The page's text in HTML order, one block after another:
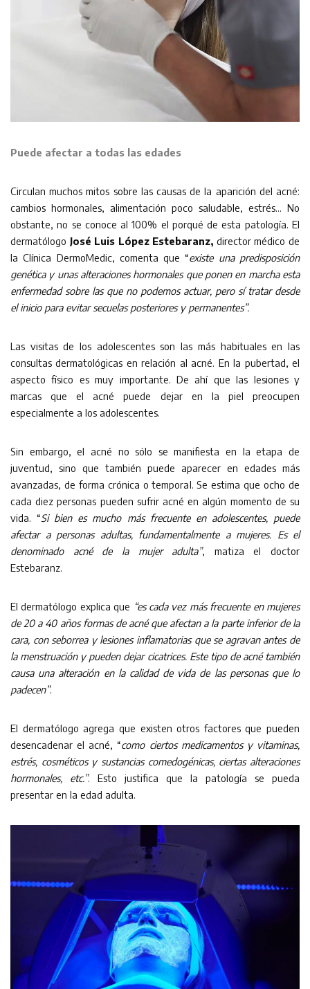
Puede afectar a todas las edades
Circulan muchos mitos sobre las causas de la aparición del acné:
cambios hormonales, alimentación poco saludable, estrés… No
obstante, no se conoce al 100% el porqué de esta patología. El
dermatólogo José Luis López Estebaranz, director médico de
la Clínica DermoMedic, comenta que “existe una predisposición
genética y unas alteraciones hormonales que ponen en marcha esta
enfermedad sobre las que no podemos actuar, pero sí tratar desde
el inicio para evitar secuelas posteriores y permanentes”.
Las visitas de los adolescentes son las más habituales en las
consultas dermatológicas en relación al acné. En la pubertad, el
aspecto físico es muy importante. De ahí que las lesiones y
marcas que el acné puede dejar en la piel preocupen
especialmente a los adolescentes.
Sin embargo, el acné no sólo se manifiesta en la etapa de
juventud, sino que también puede aparecer en edades más
avanzadas, de forma crónica o temporal. Se estima que ocho de
cada diez personas pueden sufrir acné en algún momento de su
vida. “Si bien es mucho más frecuente en adolescentes, puede
afectar a personas adultas, fundamentalmente a mujeres. Es el
denominado acné de la mujer adulta”, matiza el doctor
Estebaranz.
El dermatólogo explica que “es cada vez más frecuente en mujeres
de 20 a 40 años formas de acné que afectan a la parte inferior de la
cara, con seborrea y lesiones inflamatorias que se agravan antes de
la menstruación y pueden dejar cicatrices. Este tipo de acné también
causa una alteración en la calidad de vida de las personas que lo
padecen”.
El dermatólogo agrega que existen otros factores que pueden
desencadenar el acné, “como ciertos medicamentos y vitaminas,
estrés, cosméticos y sustancias comedogénicas, ciertas alteraciones
hormonales, etc.”. Esto justifica que la patología se pueda
presentar en la edad adulta.